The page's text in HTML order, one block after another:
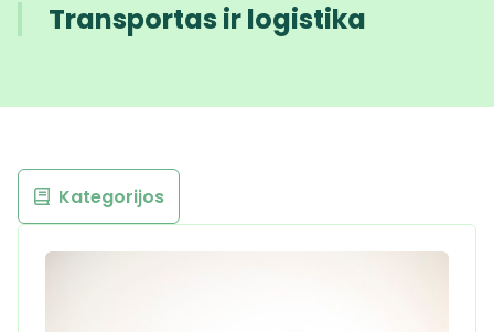
Transportas ir logistika
Kategorijos